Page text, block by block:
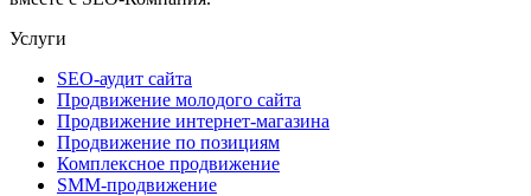
Услуги
SEO-аудит сайта
Продвижение молодого сайта
Продвижение интернет-магазина
Продвижение по позициям
Комплексное продвижение
SMM-продвижение